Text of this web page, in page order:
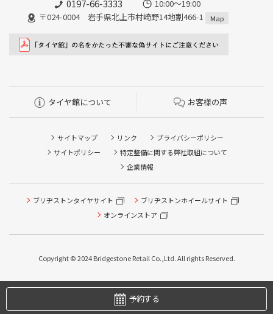
0197-66-3333
10:00～19:00
〒024-0004 岩手県北上市村崎野14地割466-1
Map
タイヤ館について お客様の声
サイトマップ リンク
プライバシーポリシー
サイトポリシー
特定整備に関する弊社取組について
企業情報
ブリヂストンタイヤサイト
ブリヂストンホイールサイト
オンラインストア
Copyright © 2024 Bridgestone Retail Co.,Ltd. All rights Reserved.
予約する
ピット作業の予約